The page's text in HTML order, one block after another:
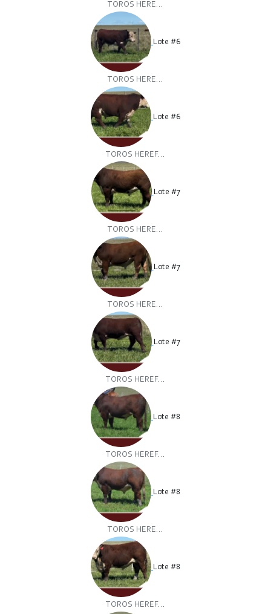
TOROS HERE...
Lote #6
TOROS HERE...
Lote #6
TOROS HEREF...
Lote #7
TOROS HERE...
Lote #7
TOROS HERE...
Lote #7
TOROS HEREF...
Lote #8
TOROS HEREF...
Lote #8
TOROS HERE...
Lote #8
TOROS HEREF...